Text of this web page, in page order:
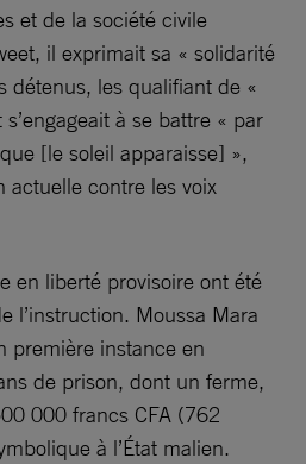
et de la société civile
il exprimait sa « solidarité
détenus, les qualifiant de «
à se battre « par
[le soleil apparaisse] »,
actuelle contre les voix
en liberté provisoire ont été
l’instruction. Moussa Mara
première instance en
de prison, dont un ferme,
000 francs CFA (762
à l’État malien.